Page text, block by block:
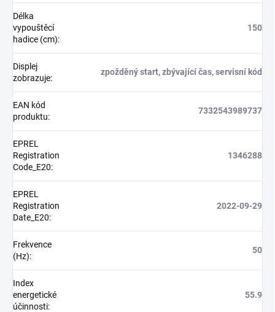
Délka
vypouštěcí
hadice (cm):
150
Displej
zobrazuje:
zpožděný start, zbývající čas, servisní kód
EAN kód
produktu:
7332543989737
EPREL
Registration
Code_E20:
1346288
EPREL
Registration
Date_E20:
2022-09-29
Frekvence
(Hz):
50
Index
energetické
účinnosti:
55.9